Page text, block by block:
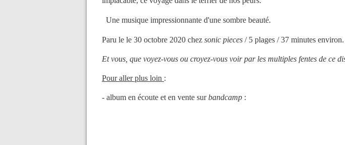
Une musique impressionnante d'une sombre beauté.
Paru le le 30 octobre 2020 chez sonic pieces / 5 plages / 37 minutes environ.
Et vous, que voyez-vous ou croyez-vous voir par les multiples fentes de ce
Pour aller plus loin :
- album en écoute et en vente surbandcamp :